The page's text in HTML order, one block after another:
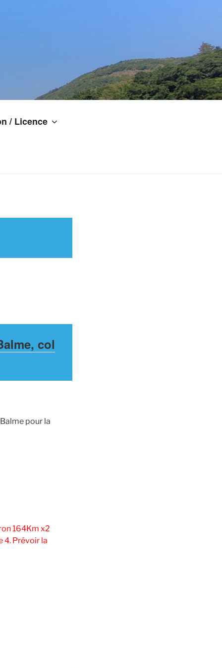
/ Licence
col
pour la
164Km x2
4. Prévoir la